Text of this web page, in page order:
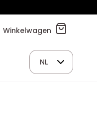
Winkelwagen
NL